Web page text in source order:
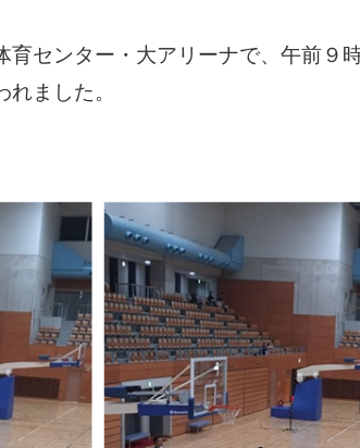
センター・大アリーナで、午前９
ました。